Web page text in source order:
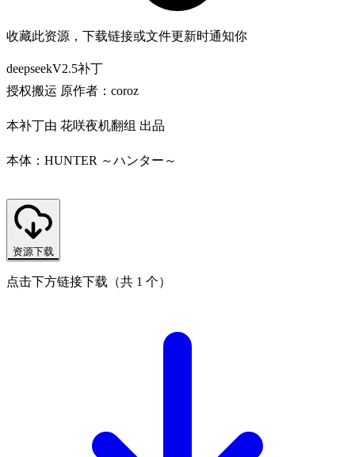
收藏此资源，下载链接或文件更新时通知你
deepseekV2.5补丁
授权搬运 原作者：coroz
本补丁由 花咲夜机翻组 出品
本体：HUNTER ～ハンター～
资源下载
点击下方链接下载（共 1 个）